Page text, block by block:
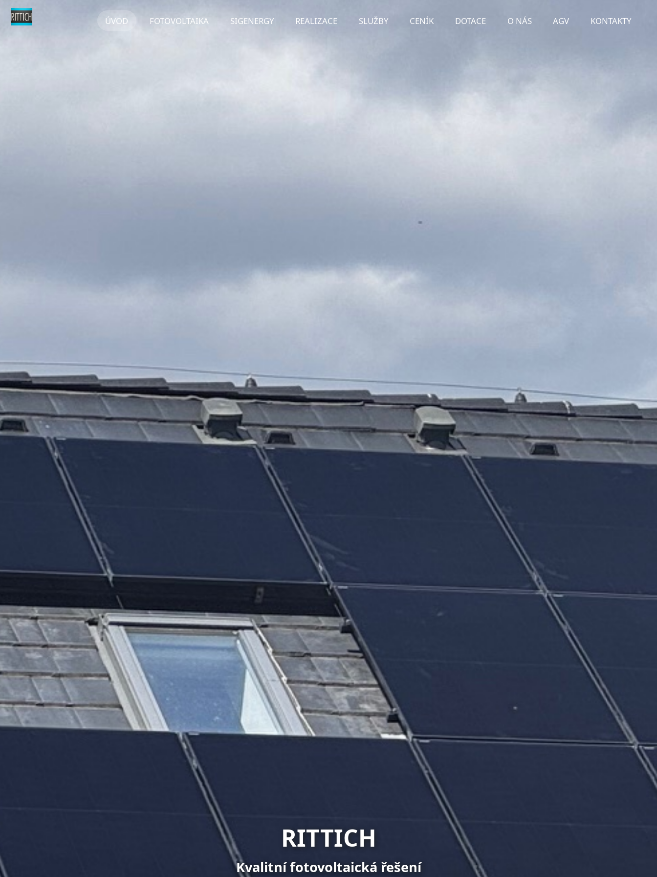
ÚVOD FOTOVOLTAIKA SIGENERGY REALIZACE SLUŽBY CENÍK DOTACE O NÁS AGV KONTAKTY
RITTICH
Kvalitní fotovoltaická řešení